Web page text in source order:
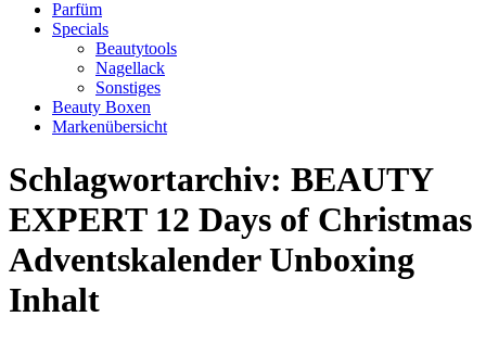
Parfüm
Specials
Beautytools
Nagellack
Sonstiges
Beauty Boxen
Markenübersicht
Schlagwortarchiv: BEAUTY
EXPERT 12 Days of Christmas
Adventskalender Unboxing
Inhalt